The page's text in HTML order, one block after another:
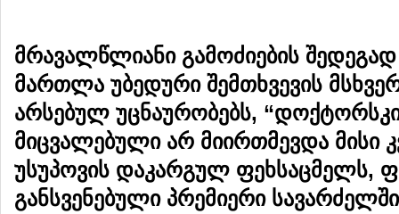
მრავალწლიანი გამოძიების შედეგად
მართლა უბედური შემთხვევის
არსებულ უცნაურობებს, “
მიცვალებული არ მიირთმევდა მისი
უსუპოვის დაკარგულ ფეხსაცმელს,
განსვენებული პრემიერი სავარძელში